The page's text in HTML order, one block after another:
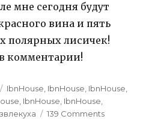
мне сегодня будут
вина и пять
полярных лисичек!
комментарии!
Categories
IbnHouse, IbnHouse, IbnHouse,
, IbnHouse, IbnHouse,
139 Commentson